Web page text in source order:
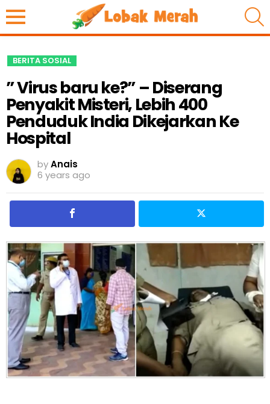
BERITA SOSIAL
” Virus baru ke?” – Diserang
Penyakit Misteri, Lebih 400
Penduduk India Dikejarkan Ke
Hospital
byAnais
6 years ago